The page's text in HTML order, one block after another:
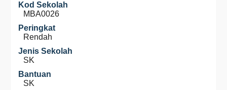
Kod Sekolah
MBA0026
Peringkat
Rendah
Jenis Sekolah
SK
Bantuan
SK